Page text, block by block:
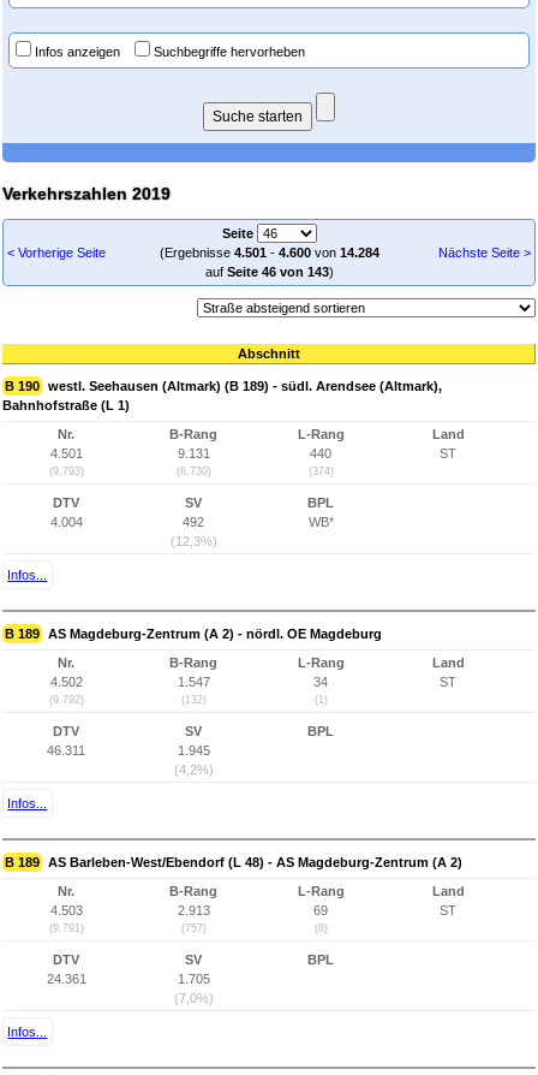
Infos anzeigen Suchbegriffe hervorheben
Verkehrszahlen 2019
< Vorherige Seite
Seite
(Ergebnisse 4.501- 4.600von 14.284
auf Seite 46 von 143)
Nächste Seite >
Abschnitt
B 190 westl. Seehausen (Altmark) (B 189) - südl. Arendsee (Altmark),
Bahnhofstraße (L 1)
Nr.
4.501
(9.793)
B-Rang
9.131
(6.730)
L-Rang
440
(374)
Land
ST
DTV
4.004
SV
492
(12,3%)
BPL
WB*
Infos...
B 189 AS Magdeburg-Zentrum (A 2) - nördl. OE Magdeburg
Nr.
4.502
(9.792)
B-Rang
1.547
(132)
L-Rang
34
(1)
Land
ST
DTV
46.311
SV
1.945
(4,2%)
BPL
Infos...
B 189 AS Barleben-West/Ebendorf (L 48) - AS Magdeburg-Zentrum (A 2)
Nr.
4.503
(9.791)
B-Rang
2.913
(757)
L-Rang
69
(8)
Land
ST
DTV
24.361
SV
1.705
(7,0%)
BPL
Infos...